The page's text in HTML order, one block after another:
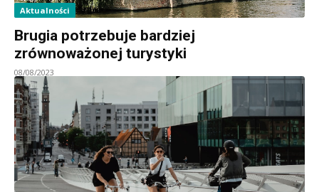
Aktualności
Brugia potrzebuje bardziej
zrównoważonej turystyki
08/08/2023